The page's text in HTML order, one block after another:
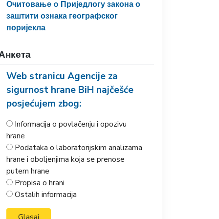
Очитовање o Приједлогу закона о
заштити ознака географског
поријекла
Web stranicu Agencije za
sigurnost hrane BiH najčešće
posjećujem zbog:
Informacija o povlačenju i opozivu
hrane
Podataka o laboratorijskim analizama
hrane i oboljenjima koja se prenose
putem hrane
Propisa o hrani
Ostalih informacija